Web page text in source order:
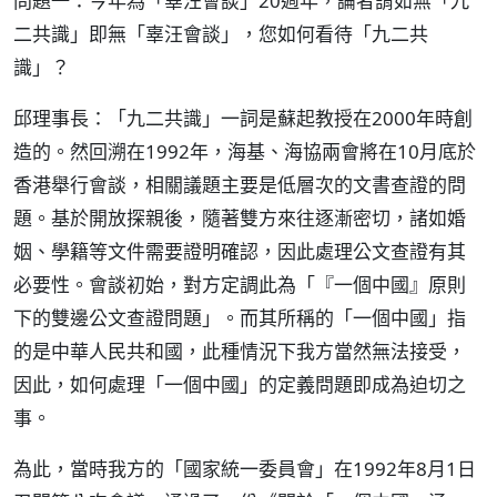
二共識」即無「辜汪會談」，您如何看待「九二共
識」？
邱理事長：「九二共識」一詞是蘇起教授在2000年時創
造的。然回溯在1992年，海基、海協兩會將在10月底於
香港舉行會談，相關議題主要是低層次的文書查證的問
題。基於開放探親後，隨著雙方來往逐漸密切，諸如婚
姻、學籍等文件需要證明確認，因此處理公文查證有其
必要性。會談初始，對方定調此為「『一個中國』原則
下的雙邊公文查證問題」。而其所稱的「一個中國」指
的是中華人民共和國，此種情況下我方當然無法接受，
因此，如何處理「一個中國」的定義問題即成為迫切之
事。
為此，當時我方的「國家統一委員會」在1992年8月1日